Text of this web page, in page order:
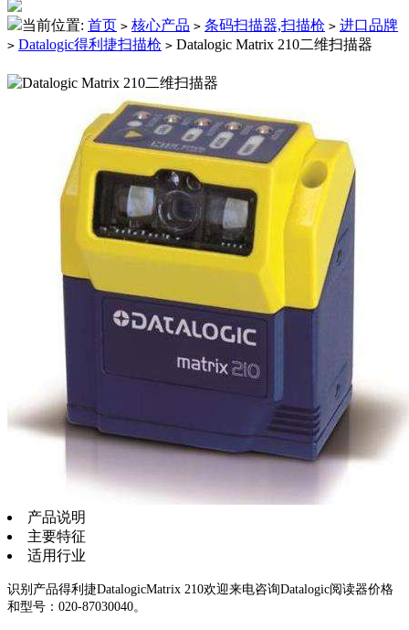
当前位置: 首页 > 核心产品 > 条码扫描器,扫描枪 > 进口品牌
> Datalogic得利捷扫描枪 > Datalogic Matrix 210二维扫描器
产品说明
主要特征
适用行业
识别产品得利捷DatalogicMatrix 210欢迎来电咨询Datalogic阅读器价格
和型号：020-87030040。